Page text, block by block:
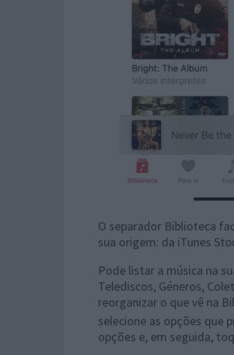
O separador Biblioteca
sua origem: da iTunes
Pode listar a música na
Telediscos, Géneros,
reorganizar o que vê na
selecione as opções que
opções e, em seguida,